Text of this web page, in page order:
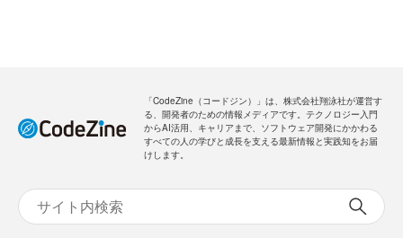
「CodeZine（コードジン）」は、株式会社翔泳社が運営す
る、開発者のための情報メディアです。テクノロジー入門
からAI活用、キャリアまで、ソフトウェア開発にかかわる
すべての人の学びと成長を支える最新情報と実践知をお届
けします。